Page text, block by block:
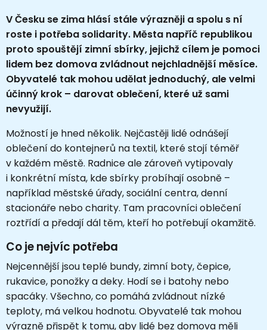
V Česku se zima hlásí stále výrazněji a spolu s ní
roste i potřeba solidarity. Města napříč republikou
proto spouštějí zimní sbírky, jejichž cílem je pomoci
lidem bez domova zvládnout nejchladnější měsíce.
Obyvatelé tak mohou udělat jednoduchý, ale velmi
účinný krok – darovat oblečení, které už sami
nevyužijí.
Možností je hned několik. Nejčastěji lidé odnášejí
oblečení do kontejnerů na textil, které stojí téměř
v každém městě. Radnice ale zároveň vytipovaly
i konkrétní místa, kde sbírky probíhají osobně –
například městské úřady, sociální centra, denní
stacionáře nebo charity. Tam pracovníci oblečení
roztřídí a předají dál těm, kteří ho potřebují okamžitě.
Co je nejvíc potřeba
Nejcennější jsou teplé bundy, zimní boty, čepice,
rukavice, ponožky a deky. Hodí se i batohy nebo
spacáky. Všechno, co pomáhá zvládnout nízké
teploty, má velkou hodnotu. Obyvatelé tak mohou
výrazně přispět k tomu, aby lidé bez domova měli